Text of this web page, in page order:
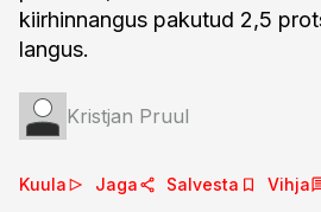
kiirhinnangus pakutud 2,5
langus.
Kristjan Pruul
Kuula Jaga Salvesta Vihja